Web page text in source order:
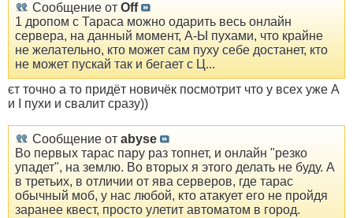
Сообщение от Off
1 дропом с Тараса можно одарить весь онлайн
сервера, на данный момент, А-Ы пухами, что крайне
не желательно, кто может сам пуху себе достанет, кто
не может пускай так и бегает с Ц...
єт точно а то придёт новичёк посмотрит что у всех уже А
и І пухи и свалит сразу))
Сообщение от abyse
Во первых тарас пару раз топнет, и онлайн "резко
упадет", на землю. Во вторых я этого делать не буду. А
в третьих, в отличии от ява серверов, где тарас
обычный моб, у нас любой, кто атакует его не пройдя
заранее квест, просто улетит автоматом в город.